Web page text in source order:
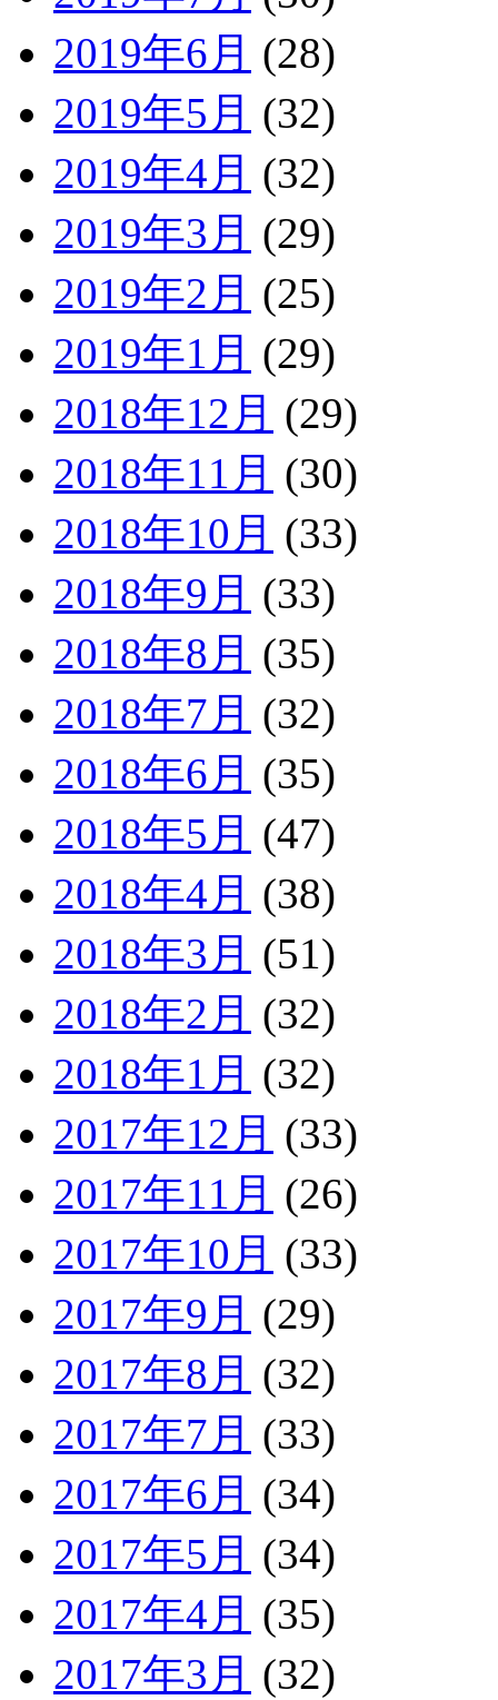
2019年6月 (28)
2019年5月 (32)
2019年4月 (32)
2019年3月 (29)
2019年2月 (25)
2019年1月 (29)
2018年12月 (29)
2018年11月 (30)
2018年10月 (33)
2018年9月 (33)
2018年8月 (35)
2018年7月 (32)
2018年6月 (35)
2018年5月 (47)
2018年4月 (38)
2018年3月 (51)
2018年2月 (32)
2018年1月 (32)
2017年12月 (33)
2017年11月 (26)
2017年10月 (33)
2017年9月 (29)
2017年8月 (32)
2017年7月 (33)
2017年6月 (34)
2017年5月 (34)
2017年4月 (35)
2017年3月 (32)